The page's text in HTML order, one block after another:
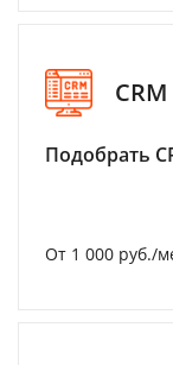
CRM
Подобрать
От 1 000 руб./